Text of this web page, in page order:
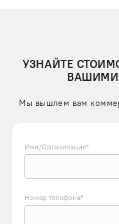
УЗНАЙТЕ
ВАШИМИ
Мы вышлем вам
Имя/Организация*
Номер телефона*